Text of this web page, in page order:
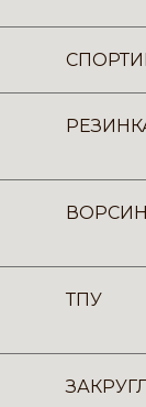
ВОРСИН
ТПУ